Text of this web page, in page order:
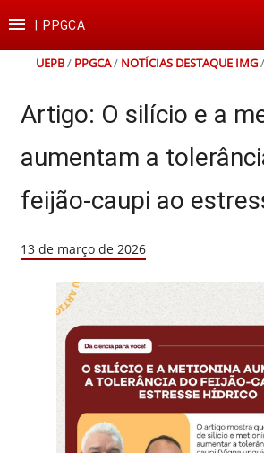
para
conteúdo
para
para
para
rodapé
 PPGCA
UEPB/ PPGCA/ NOTÍCIAS DESTAQUE IMG/
Artigo: O silício e a
aumentam a
feijão-caupi ao
13 de março de 2026